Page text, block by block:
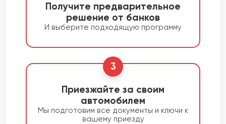
Получите предварительное
решение от банков
И выберите подходящую программу
3
Приезжайте за своим
автомобилем
Мы подготовим все документы и ключи к
вашему приезду